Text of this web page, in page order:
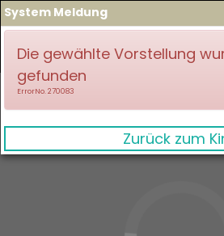
System Meldung
Die gewählte Vorstellung
gefunden
ErrorNo. 270083
Zurück zum